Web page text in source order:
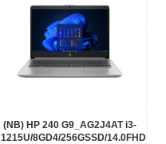
64,Natural Silver,1Y WT
(NB) HP 240 G9_AG2J4AT i3-
1215U/8GD4/256GSSD/14.0FHD/